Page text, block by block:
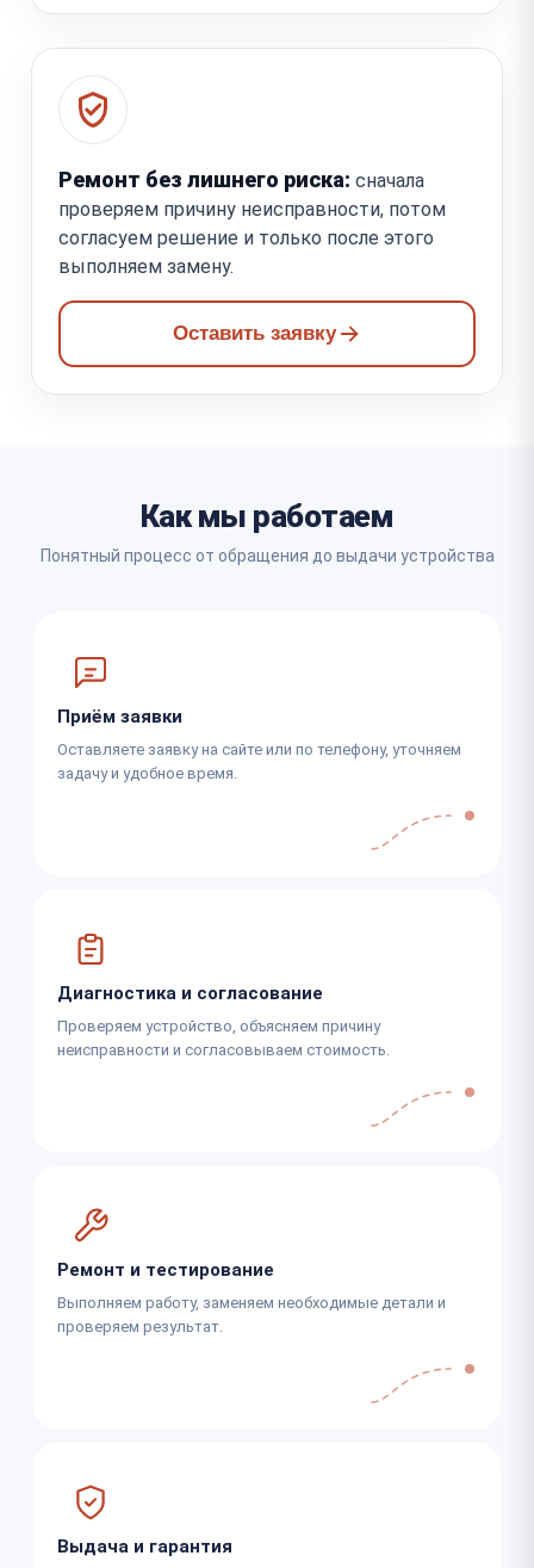
Ремонт без лишнего риска: сначала
проверяем причину неисправности, потом
согласуем решение и только после этого
выполняем замену.
Оставить заявку
Как мы работаем
Понятный процесс от обращения до выдачи устройства
Приём заявки
Оставляете заявку на сайте или по телефону, уточняем
задачу и удобное время.
Диагностика и согласование
Проверяем устройство, объясняем причину
неисправности и согласовываем стоимость.
Ремонт и тестирование
Выполняем работу, заменяем необходимые детали и
проверяем результат.
Выдача и гарантия